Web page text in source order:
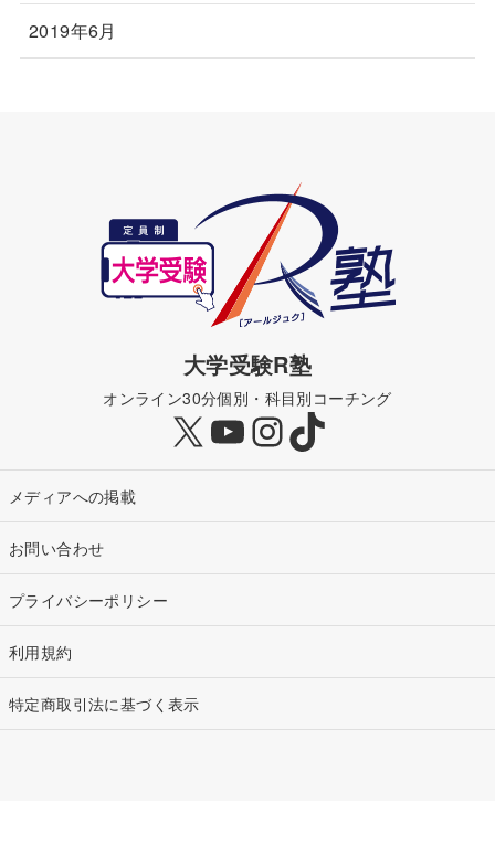
2019年6月
大学受験R塾
オンライン30分個別・科目別コーチング
X YouTube
Instagram
TikTok
メディアへの掲載
お問い合わせ
プライバシーポリシー
利用規約
特定商取引法に基づく表示